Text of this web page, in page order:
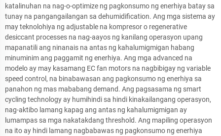
katalinuhan na nag-o-optimize ng pagkonsumo ng enerhiya batay sa
tunay na pangangailangan sa dehumidification. Ang mga sistema ay
may teknolohiya ng adjustable na kompresor o regenerative
desiccant processes na nag-aayos ng kanilang operasyon upang
mapanatili ang ninanais na antas ng kahalumigmigan habang
minuminim ang paggamit ng enerhiya. Ang mga advanced na
modelo ay may kasamang EC fan motors na nagbibigay ng variable
speed control, na binabawasan ang pagkonsumo ng enerhiya sa
panahon ng mas mababang demand. Ang pagsasama ng smart
cycling technology ay humihindi sa hindi kinakailangang operasyon,
nag-aktibo lamang kapag ang antas ng kahalumigmigan ay
lumampas sa mga nakatakdang threshold. Ang mapiling operasyon
na ito ay hindi lamang nagbabawas ng pagkonsumo ng enerhiya